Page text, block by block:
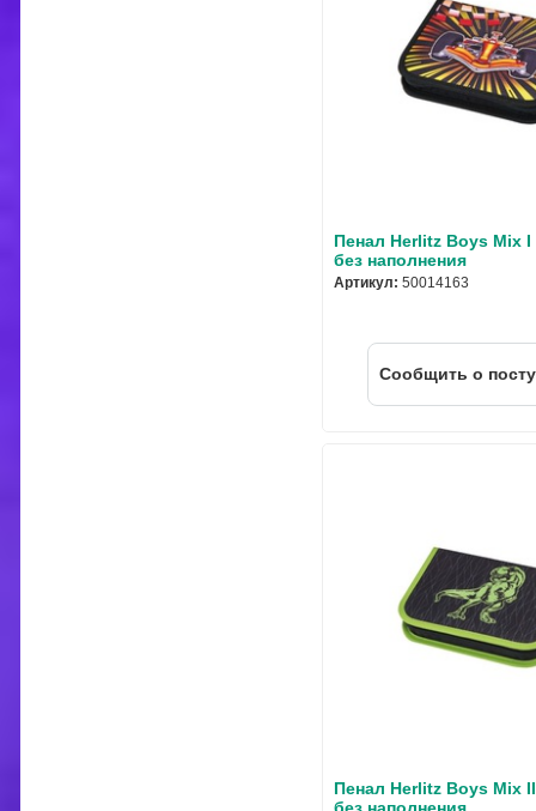
Пенал Herlitz Boys Mix I
без наполнения
Артикул: 50014163
Cообщить о
Пенал Herlitz Boys Mix